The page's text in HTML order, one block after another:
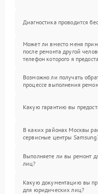
Диагностика проводится
Может ли вместо меня
после ремонта другой
телефон которого я
Возможно ли получать
процессе выполнения
Какую гарантию вы
В каких районах Москвы
сервисные центры
Выполняете ли вы ремонт
лиц?
Какую документацию вы
для юридических лиц?